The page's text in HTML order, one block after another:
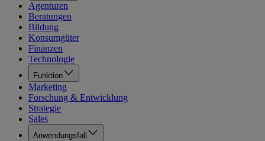
Agenturen
Beratungen
Bildung
Konsumgüter
Finanzen
Technologie
Funktion
Marketing
Forschung & Entwicklung
Strategie
Sales
Anwendungsfall